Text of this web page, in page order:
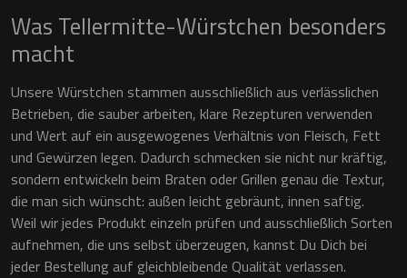
Was Tellermitte-Würstchen besonders
macht
Unsere Würstchen stammen ausschließlich aus verlässlichen
Betrieben, die sauber arbeiten, klare Rezepturen verwenden
und Wert auf ein ausgewogenes Verhältnis von Fleisch, Fett
und Gewürzen legen. Dadurch schmecken sie nicht nur kräftig,
sondern entwickeln beim Braten oder Grillen genau die Textur,
die man sich wünscht: außen leicht gebräunt, innen saftig.
Weil wir jedes Produkt einzeln prüfen und ausschließlich Sorten
aufnehmen, die uns selbst überzeugen, kannst Du Dich bei
jeder Bestellung auf gleichbleibende Qualität verlassen.